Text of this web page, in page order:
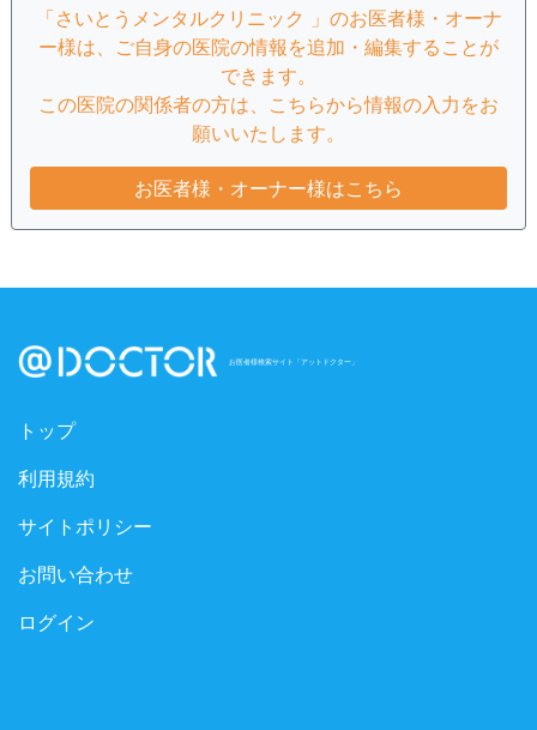
「さいとうメンタルクリニック 」のお医者様・オーナ
ー様は、ご自身の医院の情報を追加・編集することが
できます。
この医院の関係者の方は、こちらから情報の入力をお
願いいたします。
お医者様・オーナー様はこちら
お医者様検索サイト「アットドクター」
トップ
利用規約
サイトポリシー
お問い合わせ
ログイン